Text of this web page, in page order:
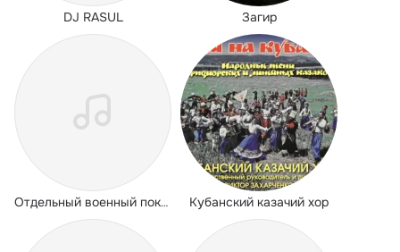
DJ RASUL Загир
Отдельный военный показательный оркестр Министерства обороны российской Федер... Кубанский казачий хор